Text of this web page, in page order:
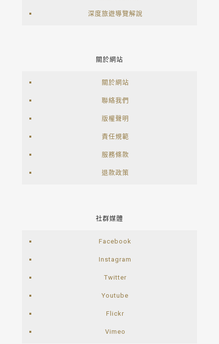
深度旅遊導覽解說
關於網站
關於網站
聯絡我們
版權聲明
責任規範
服務條款
退款政策
社群媒體
Facebook
Instagram
Twitter
Youtube
Flickr
Vimeo